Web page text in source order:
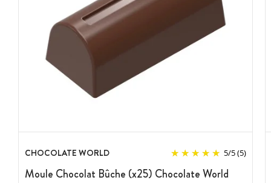
CHOCOLATE WORLD 5/5(5)
Moule Chocolat Bûche (x25) Chocolate World